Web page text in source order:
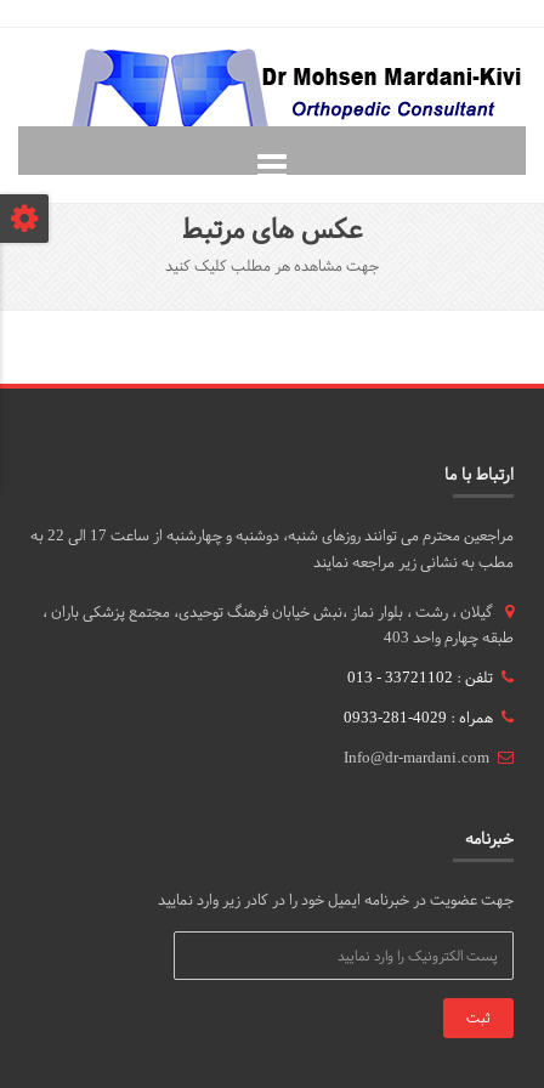
تماس با ما
عکس های مرتبط
جهت مشاهده هر مطلب کلیک کنید
ارتباط با ما
مراجعین محترم می توانند روزهای شنبه، دوشنبه و چهارشنبه از ساعت 17 الی 22 به
مطب به نشانی زیر مراجعه نمایند
گيلان ، رشت ، بلوار نماز ،نبش خیابان فرهنگ توحیدی، مجتمع پزشکی باران ،
طبقه چهارم واحد 403
تلفن : 33721102 - 013
همراه : 4029-281-0933
Info@dr-mardani.com
خبرنامه
جهت عضویت در خبرنامه ایمیل خود را در کادر زیر وارد نمایید